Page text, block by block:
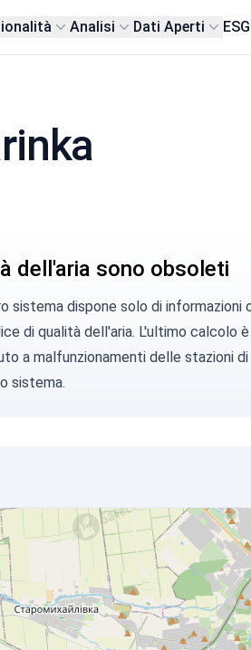
Analisi Dati Aperti ESG
dell'aria sono obsoleti
sistema dispone solo di
di qualità dell'aria. L'ultimo
a malfunzionamenti delle stazioni
sistema.